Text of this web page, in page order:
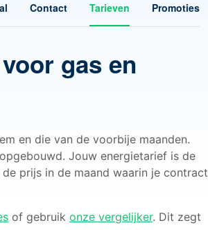
Contact Tarieven Promoties
gas en
en die van de voorbije maanden.
Jouw energietarief is de
prijs in de maand waarin je contract
of gebruik onze vergelijker. Dit zegt